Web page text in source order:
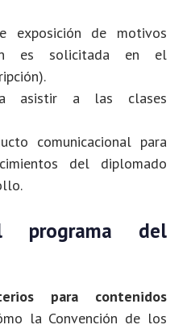
exposición de motivos
es solicitada en el
a asistir a las clases
comunicacional para
del diplomado
programa del
para contenidos
la Convención de los